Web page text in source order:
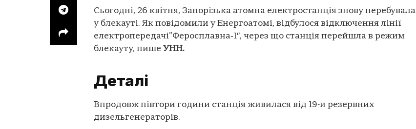
Сьогодні, 26 квітня, Запорізька атомна електростанція знову перебувала
у блекауті. Як повідомили у Енергоатомі, відбулося відключення лінії
електропередачі”Феросплавна‑1″, через що станція перейшла в режим
блекауту, пише УНН.
Деталі
Впродовж півтори години станція живилася від 19-и резервних
дизельгенераторів.